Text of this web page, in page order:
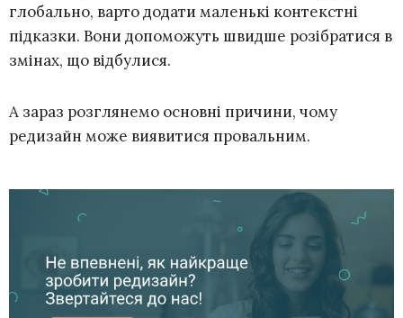
глобально, варто додати маленькі контекстні
підказки. Вони допоможуть швидше розібратися в
змінах, що відбулися.
А зараз розглянемо основні причини, чому
редизайн може виявитися провальним.